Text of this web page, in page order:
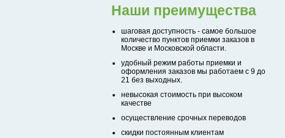
Наши преимущества
шаговая доступность - самое большое
количество пунктов приемки заказов в
Москве и Московской области.
удобный режим работы приемки и
оформления заказов мы работаем с 9 до
21 без выходных.
невысокая стоимость при высоком
качестве
осуществление срочных переводов
скидки постоянным клиентам